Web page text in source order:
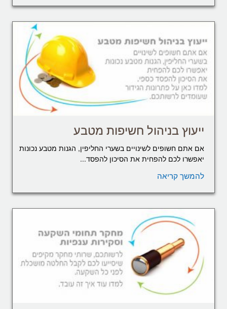
ייעוץ בניהול חשיפות מטבע
אם אתם חשופים לשינויים בשערי החליפין, הגנות מטבע נכונות
יאפשרו לכם להפחית את הסיכון להפסד...
להמשך קריאה